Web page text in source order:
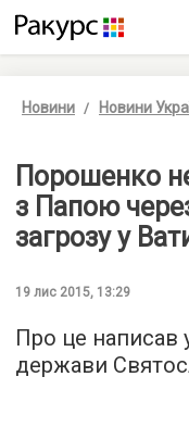
Новини Новини
Порошенко
з Папою
загрозу у
19 лис 2015, 13:29
Про це написав
держави